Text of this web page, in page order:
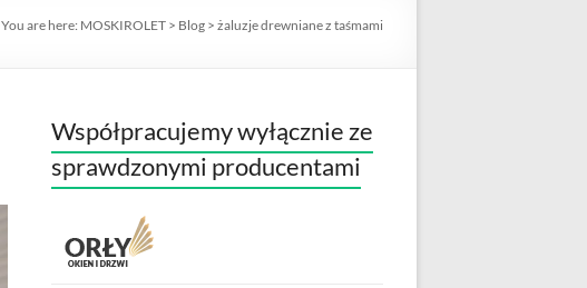
You are here: MOSKIROLET > Blog > żaluzje drewniane z taśmami
Współpracujemy wyłącznie ze
sprawdzonymi producentami